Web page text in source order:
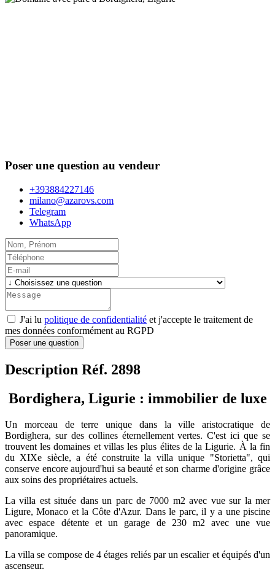
Poser une question au vendeur
+393884227146
milano@azarovs.com
Telegram
WhatsApp
J'ai lu politique de confidentialité et j'accepte le traitement de
mes données conformément au RGPD
Poser une question
Description Réf. 2898
Bordighera, Ligurie : immobilier de luxe
Un morceau de terre unique dans la ville aristocratique de
Bordighera, sur des collines éternellement vertes. C'est ici que se
trouvent les domaines et villas les plus élites de la Ligurie. À la fin
du XIXe siècle, a été construite la villa unique "Storietta", qui
conserve encore aujourd'hui sa beauté et son charme d'origine grâce
aux soins des propriétaires actuels.
La villa est située dans un parc de 7000 m2 avec vue sur la mer
Ligure, Monaco et la Côte d'Azur. Dans le parc, il y a une piscine
avec espace détente et un garage de 230 m2 avec une vue
panoramique.
La villa se compose de 4 étages reliés par un escalier et équipés d'un
ascenseur.